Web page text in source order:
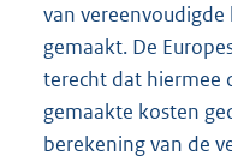
van
gemaakt. De
terecht dat hiermee
gemaakte kosten
berekening van de